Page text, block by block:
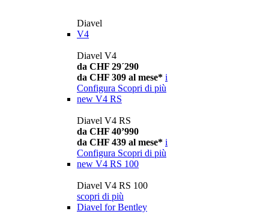
Diavel
V4
Diavel V4
da CHF 29´290
da CHF 309 al mese* i
Configura Scopri di più
new V4 RS
Diavel V4 RS
da CHF 40’990
da CHF 439 al mese* i
Configura Scopri di più
new V4 RS 100
Diavel V4 RS 100
scopri di più
Diavel for Bentley